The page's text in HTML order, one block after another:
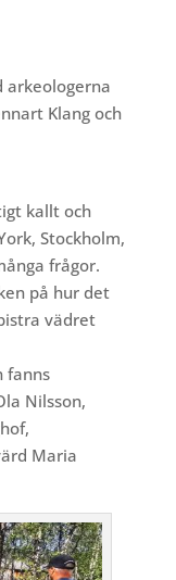
arkeologerna
Klang och
kallt och
Stockholm,
frågor.
på hur det
vädret
fanns
Nilsson,
Maria